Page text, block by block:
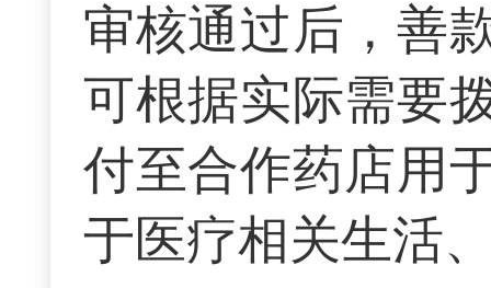
审核通过后，善
可根据实际需要
付至合作药店用
于医疗相关生活